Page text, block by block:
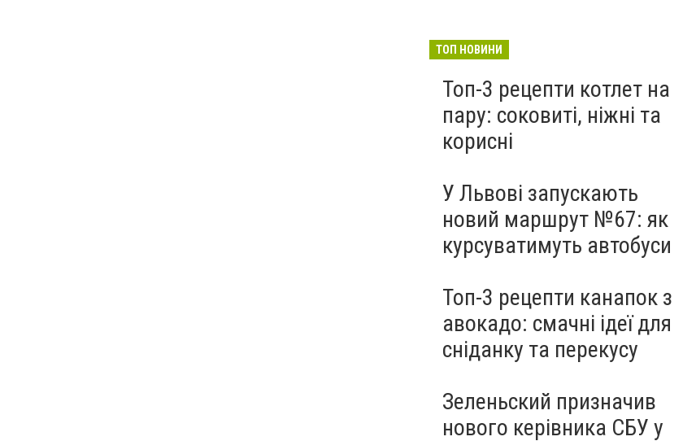
ТОП НОВИНИ
Топ-3 рецепти котлет на
пару: соковиті, ніжні та
корисні
У Львові запускають
новий маршрут №67: як
курсуватимуть автобуси
Топ-3 рецепти канапок з
авокадо: смачні ідеї для
сніданку та перекусу
Зеленьский призначив
нового керівника СБУ у